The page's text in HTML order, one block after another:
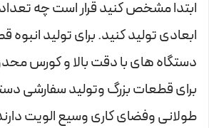
ابتدا مشخص کنید قرار است چه
ابعادی تولید کنید. برای تولید
دستگاه های با دقت بالا و کورس
برای قطعات بزرگ وتولید سفارشی
طولانی وفضای کاری وسیع الویت